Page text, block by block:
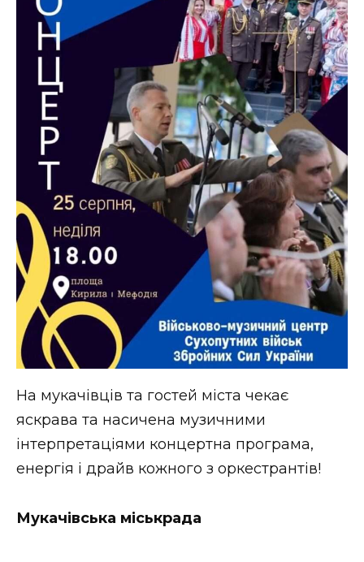
На мукачівців та гостей міста чекає
яскрава та насичена музичними
інтерпретаціями концертна програма,
енергія і драйв кожного з оркестрантів!
Мукачівська міськрада